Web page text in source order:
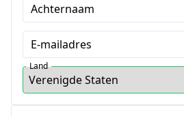
Achternaam
E-mailadres
Land